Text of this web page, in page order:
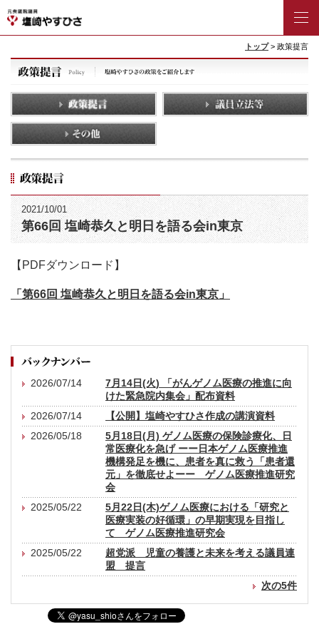
トップ> 政策提言
2021/10/01
第66回 塩崎恭久と明日を語る会in東京
【PDFダウンロード】
「第66回 塩崎恭久と明日を語る会in東京」
2026/07/14
7月14日(火) 「がんゲノム医療の推進に向
けた緊急院内集会」配布資料
2026/07/14
【公開】塩崎やすひさ作成の講演資料
2026/05/18
5月18日(月) ゲノム医療の保険診療化、日
常医療化を急げ ーー日本ゲノム医療推進
機構発足を機に、患者を真に救う「患者還
元」を徹底せよーー ゲノム医療推進研究
会
2025/05/22
5月22日(木)ゲノム医療における「研究と
医療実装の好循環」の早期実現を目指し
て ゲノム医療推進研究会
2025/05/22
超党派 児童の養護と未来を考える議員連
盟 提言
次の5件